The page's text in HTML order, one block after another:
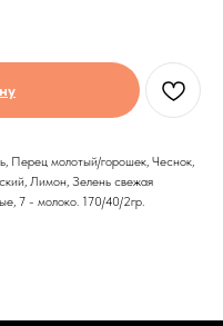
Перец молотый/горошек, Чеснок,
Лимон, Зелень свежая
7 - молоко. 170/40/2гр.